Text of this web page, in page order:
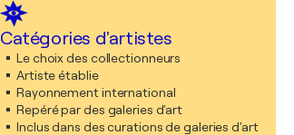
Catégories d'artistes
Le choix des collectionneurs
Artiste établie
Rayonnement international
Repéré par des galeries d'art
Inclus dans des curations de galeries d'art